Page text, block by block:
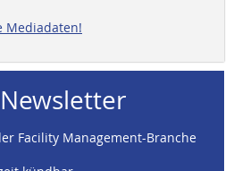
Mediadaten!
Facility Management-Branche